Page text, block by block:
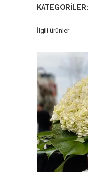
KATEGORILER:
İlgili ürünler